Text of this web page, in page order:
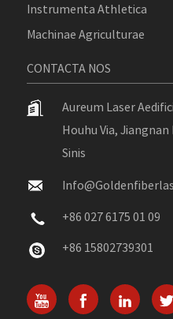
Instrumenta Athletica
Machinae Agriculturae
CONTACTA NOS
Aureum Laser
Houhu Via,
Sinis
+86 027 6175 01 09
+86 15802739301